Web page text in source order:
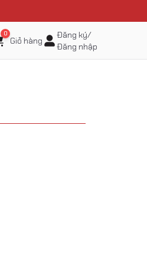
0
Giỏ hàng
Đăng ký/
Đăng nhập